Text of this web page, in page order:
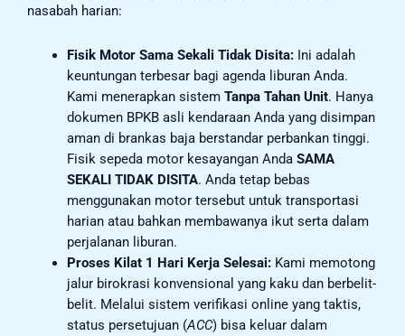
nasabah harian:
Fisik Motor Sama Sekali Tidak Disita:Ini adalah
keuntungan terbesar bagi agenda liburan Anda.
Kami menerapkan sistem Tanpa Tahan Unit. Hanya
dokumen BPKB asli kendaraan Anda yang disimpan
aman di brankas baja berstandar perbankan tinggi.
Fisik sepeda motor kesayangan Anda SAMA
SEKALI TIDAK DISITA. Anda tetap bebas
menggunakan motor tersebut untuk transportasi
harian atau bahkan membawanya ikut serta dalam
perjalanan liburan.
Proses Kilat 1 Hari Kerja Selesai:Kami memotong
jalur birokrasi konvensional yang kaku dan berbelit-
belit. Melalui sistem verifikasi online yang taktis,
status persetujuan (ACC) bisa keluar dalam